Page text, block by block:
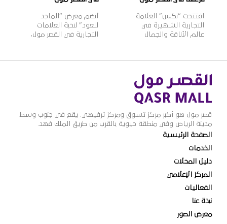
افتتحت “نكس” العلامة
التجارية الشهيرة في
عالم الأناقة والجمال
“نكس” عام 1999م
من مستحضرات التجميل
العصرية والجريئة التي
تلبي مختلف أذواق
2000 منتج بألوان وظلال
متنوعة بأسعار مناسبة،
وتنتشر منتجاتها في أكثر
وواحدة […]
أنضم معرض “الماجد
للعود” لنخبة العلامات
التجارية في القصر مول،
التجارية في تجارة العود
منتجات “الماجد للعود”
بالجودة العالية والقيمة
قصر مول هو أكبر مركز تسوق ومركز ترفيهي. يقع في جنوب وسط
مدينة الرياض وفي منطقة حيوية بالقرب من طريق الملك فهد.
الصفحة الرئيسية
الخدمات
دليل المحلات
المركز الإعلامي
الفعاليات
نبذة عنا
معرض الصور